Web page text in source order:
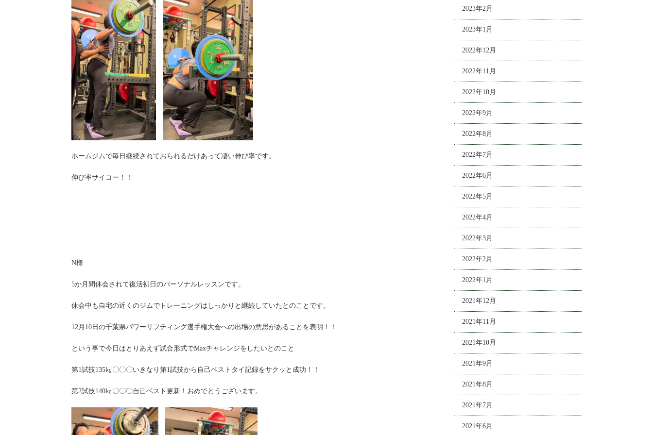
ホームジムで毎日継続されておられるだけあって凄い伸び率です。
伸び率サイコー！！
N様
5か月間休会されて復活初日のパーソナルレッスンです。
休会中も自宅の近くのジムでトレーニングはしっかりと継続していたとのことです。
12月10日の千葉県パワーリフティング選手権大会への出場の意思があることを表明！！
という事で今日はとりあえず試合形式でMaxチャレンジをしたいとのこと
第1試技135㎏〇〇〇いきなり第1試技から自己ベストタイ記録をサクッと成功！！
第2試技140㎏〇〇〇自己ベスト更新！おめでとうございます。
2023年2月
2023年1月
2022年12月
2022年11月
2022年10月
2022年9月
2022年8月
2022年7月
2022年6月
2022年5月
2022年4月
2022年3月
2022年2月
2022年1月
2021年12月
2021年11月
2021年10月
2021年9月
2021年8月
2021年7月
2021年6月